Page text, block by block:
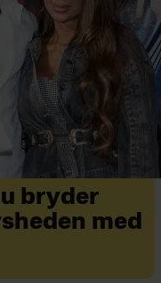
bryder
med